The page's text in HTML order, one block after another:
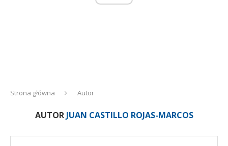
Strona główna Autor
AUTOR JUAN CASTILLO ROJAS-MARCOS